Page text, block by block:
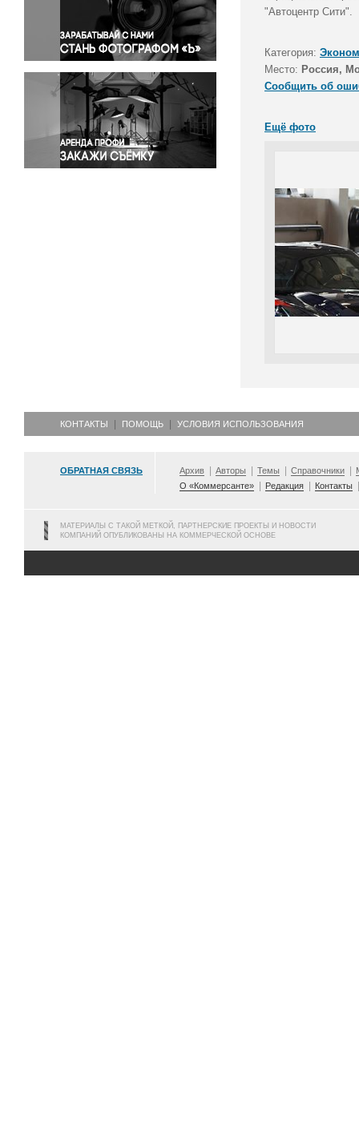
Правосудие
Происшествия и конфликты
Религия
Светская жизнь
Спорт
Экология
Экономика и бизнес
"Автоцентр Сити".
Категория:
Место: Россия,
Сообщить об
Ещё фото
КОНТАКТЫ ПОМОЩЬ УСЛОВИЯ ИСПОЛЬЗОВАНИЯ
ОБРАТНАЯ СВЯЗЬ Архив Авторы Темы Справочники
О «Коммерсанте»
Редакция Контакты
МАТЕРИАЛЫ С ТАКОЙ МЕТКОЙ, ПАРТНЕРСКИЕ ПРОЕКТЫ И НОВОСТИ
КОМПАНИЙ ОПУБЛИКОВАНЫ НА КОММЕРЧЕСКОЙ ОСНОВЕ